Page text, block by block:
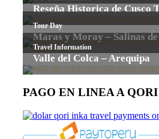
PAGO EN LINEA A